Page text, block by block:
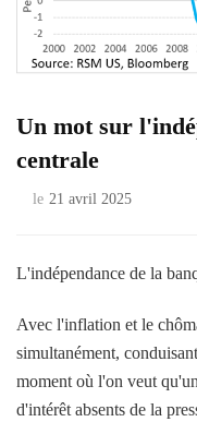
Un mot sur
centrale
le 21 avril 2025
L'indépendance de la
Avec l'inflation et le
simultanément,
moment où l'on veut
d'intérêt absents de la